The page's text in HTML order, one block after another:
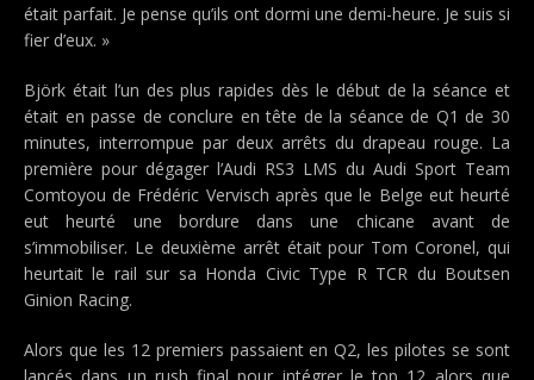
était parfait. Je pense qu’ils ont dormi une demi-heure. Je suis si
fier d’eux. »
Björk était l’un des plus rapides dès le début de la séance et
était en passe de conclure en tête de la séance de Q1 de 30
minutes, interrompue par deux arrêts du drapeau rouge. La
première pour dégager l’Audi RS3 LMS du Audi Sport Team
Comtoyou de Frédéric Vervisch après que le Belge eut heurté
eut heurté une bordure dans une chicane avant de
s’immobiliser. Le deuxième arrêt était pour Tom Coronel, qui
heurtait le rail sur sa Honda Civic Type R TCR du Boutsen
Ginion Racing.
Alors que les 12 premiers passaient en Q2, les pilotes se sont